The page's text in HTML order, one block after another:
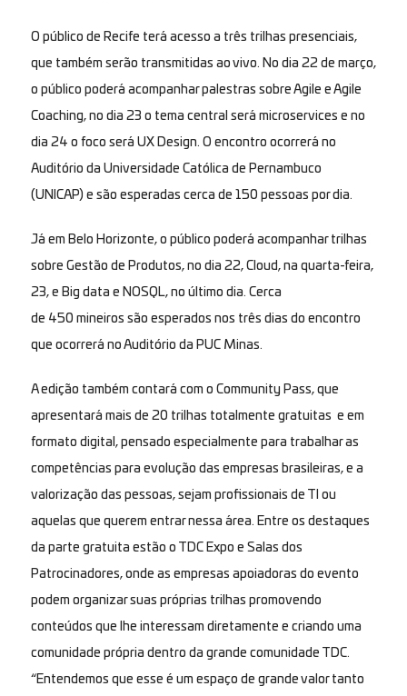
O público de Recife terá acesso a três trilhas presenciais,
que também serão transmitidas ao vivo. No dia 22 de março,
o público poderá acompanhar palestras sobre Agile e Agile
Coaching, no dia 23 o tema central será microservices e no
dia 24 o foco será UX Design. O encontro ocorrerá no
Auditório da Universidade Católica de Pernambuco
(UNICAP) e são esperadas cerca de 150 pessoas por dia.
Já em Belo Horizonte, o público poderá acompanhar trilhas
sobre Gestão de Produtos, no dia 22, Cloud, na quarta-feira,
23, e Big data e NOSQL, no último dia. Cerca
de 450 mineiros são esperados nos três dias do encontro
que ocorrerá no Auditório da PUC Minas.
A edição também contará com o Community Pass, que
apresentará mais de 20 trilhas totalmente gratuitas e em
formato digital , pensado especialmente para trabalhar as
competências para evolução das empresas brasileiras, e a
valorização das pessoas, sejam profissionais de TI ou
aquelas que querem entrar nessa área. Entre os destaques
da parte gratuita estão o TDC Expo e Salas dos
Patrocinadores, onde as empresas apoiadoras do evento
podem organizar suas próprias trilhas promovendo
conteúdos que lhe interessam diretamente e criando uma
comunidade própria dentro da grande comunidade TDC.
“Entendemos que esse é um espaço de grande valor tanto